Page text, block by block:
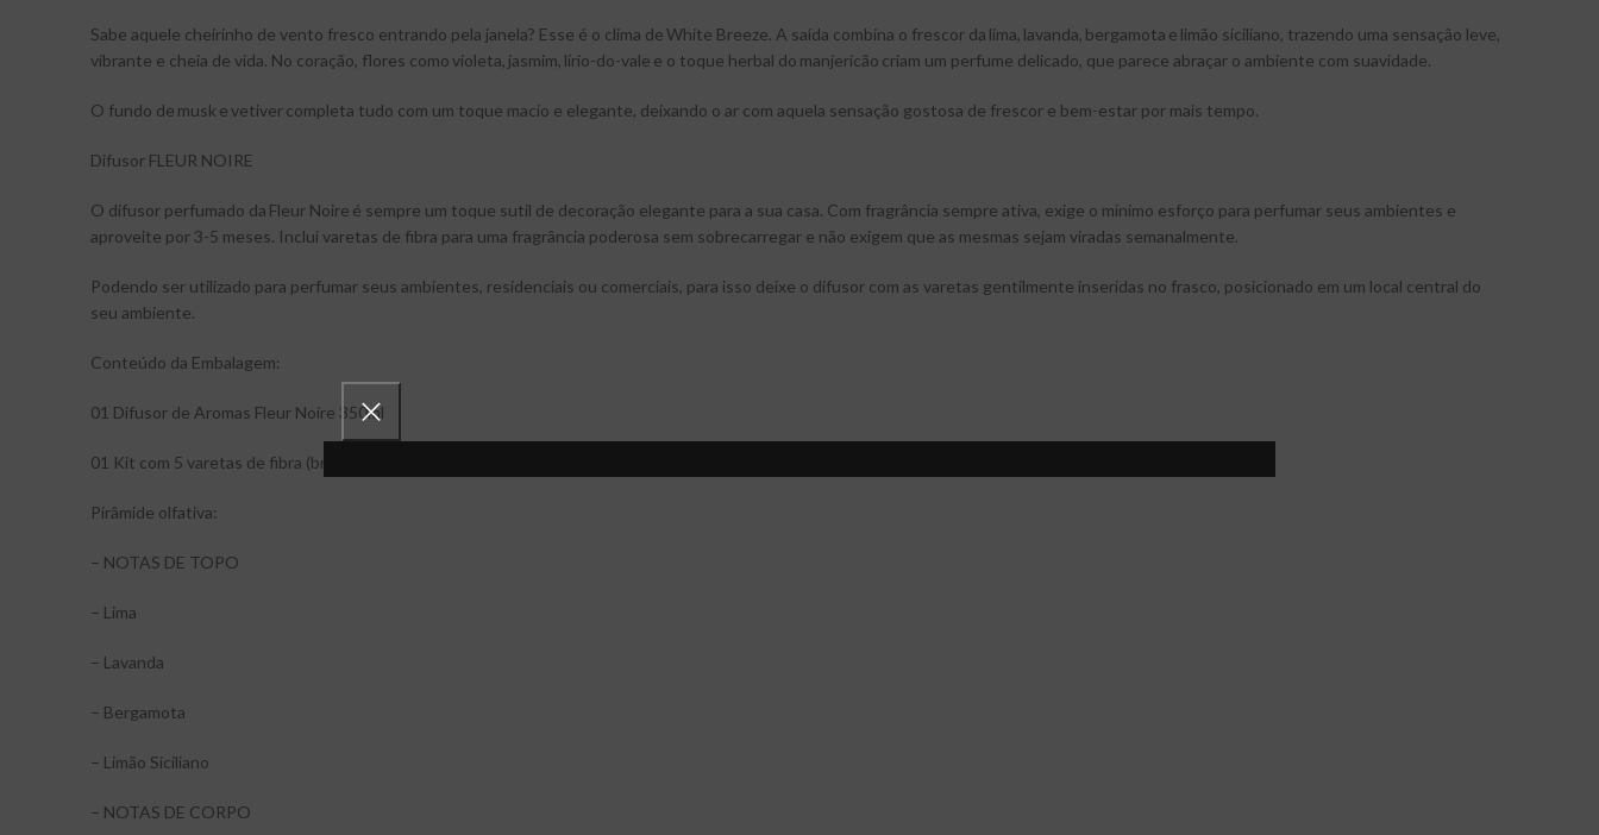
Sabe aquele cheirinho de vento fresco entrando pela janela? Esse é o clima de White Breeze. A saída combina o frescor da lima, lavanda, bergamota e limão siciliano, trazendo uma sensação leve,
vibrante e cheia de vida. No coração, flores como violeta, jasmim, lírio-do-vale e o toque herbal do manjericão criam um perfume delicado, que parece abraçar o ambiente com suavidade.
O fundo de musk e vetiver completa tudo com um toque macio e elegante, deixando o ar com aquela sensação gostosa de frescor e bem-estar por mais tempo.
Difusor FLEUR NOIRE
O difusor perfumado da Fleur Noire é sempre um toque sutil de decoração elegante para a sua casa. Com fragrância sempre ativa, exige o mínimo esforço para perfumar seus ambientes e
aproveite por 3-5 meses. Inclui varetas de fibra para uma fragrância poderosa sem sobrecarregar e não exigem que as mesmas sejam viradas semanalmente.
Podendo ser utilizado para perfumar seus ambientes, residenciais ou comerciais, para isso deixe o difusor com as varetas gentilmente inseridas no frasco, posicionado em um local central do
seu ambiente.
Conteúdo da Embalagem:
01 Difusor de Aromas Fleur Noire 350ml
01 Kit com 5 varetas de fibra (branca)
Pirâmide olfativa:
– NOTAS DE TOPO
– Lima
– Lavanda
– Bergamota
– Limão Siciliano
– NOTAS DE CORPO